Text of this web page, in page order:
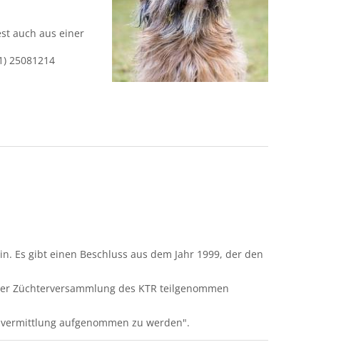
auch aus einer
25081214
gibt einen Beschluss aus dem Jahr 1999, der den
Züchterversammlung des KTR teilgenommen
aufgenommen zu werden".